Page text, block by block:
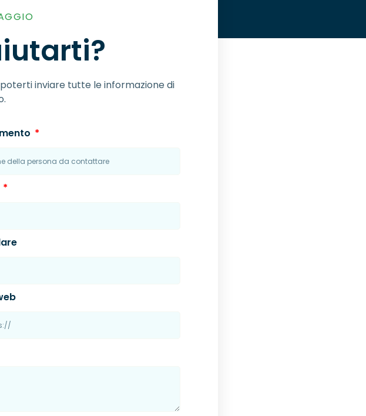
inviare tutte le informazione di